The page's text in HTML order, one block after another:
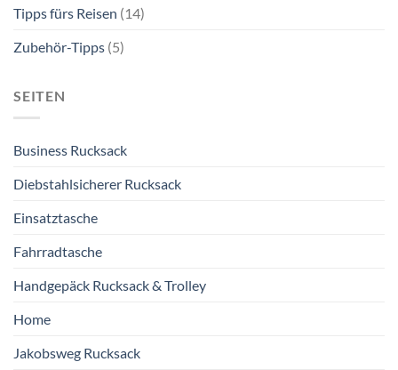
Tipps fürs Reisen (14)
Zubehör-Tipps (5)
SEITEN
Business Rucksack
Diebstahlsicherer Rucksack
Einsatztasche
Fahrradtasche
Handgepäck Rucksack & Trolley
Home
Jakobsweg Rucksack